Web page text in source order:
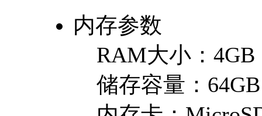
内存参数
RAM大小： 4GB
储存容量： 64GB